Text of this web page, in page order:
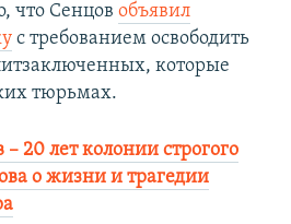
что Сенцов объявил
с требованием освободить
которые
тюрьмах.
– 20 лет колонии строгого
о жизни и трагедии